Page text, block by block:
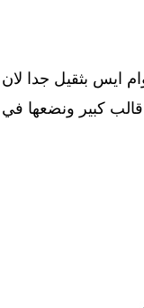
ايس بثقيل جدا لان
قالب كبير ونضعها في